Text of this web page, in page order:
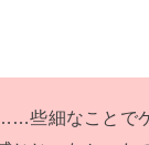
些細なことで